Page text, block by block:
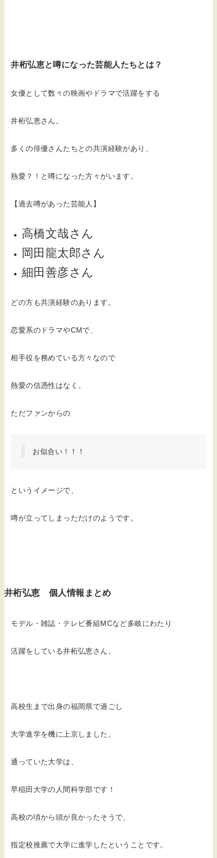
井桁弘恵と噂になった芸能人たちとは？
女優として数々の映画やドラマで活躍をする
井桁弘恵さん。
多くの俳優さんたちとの共演経験があり、
熱愛？！と噂になった方々がいます。
【過去噂があった芸能人】
高橋文哉さん
岡田龍太郎さん
細田善彦さん
どの方も共演経験のあります。
恋愛系のドラマやCMで、
相手役を務めている方々なので
熱愛の信憑性はなく。
ただファンからの
お似合い！！！
というイメージで、
噂が立ってしまっただけのようです。
井桁弘恵 個人情報まとめ
モデル・雑誌・テレビ番組MCなど多岐にわたり
活躍をしている井桁弘恵さん。
高校生まで出身の福岡県で過ごし
大学進学を機に上京しました。
通っていた大学は、
早稲田大学の人間科学部です！
高校の頃から頭が良かったそうで、
指定校推薦で大学に進学したということです。